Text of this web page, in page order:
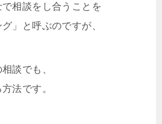
相談をし合うことを
」と呼ぶのですが、
談でも、
法です。